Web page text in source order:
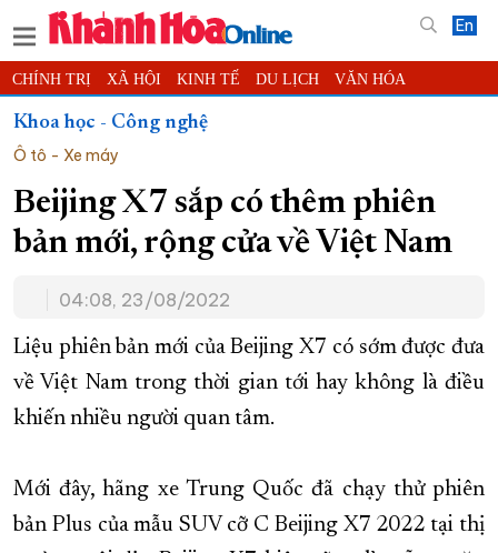
En
CHÍNH TRỊ XÃ HỘI KINH TẾ DU LỊCH VĂN HÓA
THỂ THAO ĐỜI SỐNG TIN ĐỊA PHƯƠNG
KHOA HỌC - CÔNG NGHỆ
THẾ GIỚI MULTIMEDIA VIDEO ĐỌC BÁO ONLINE
PODCAST THÔNG TIN - QUẢNG CÁO
TRƯỜNG SA BIỂN ĐẢO QUÊ HƯƠNG
CHUNG TAY CẢI CÁCH HÀNH CHÍNH
XÂY DỰNG NÔNG THÔN MỚI LỊCH CẮT ĐIỆN
TÀU - XE - MÁY BAY
KHOẢNH KHẮC ĐẸP XỨ TRẦM
XÂY DỰNG KHÁNH HÒA TRỞ THÀNH THÀNH PHỐ TRỰC THUỘC
Khoa học - Công nghệ
Ô tô - Xe máy
Beijing X7 sắp có thêm phiên
bản mới, rộng cửa về Việt Nam
04:08, 23/08/2022
Liệu phiên bản mới của Beijing X7 có sớm được đưa
về Việt Nam trong thời gian tới hay không là điều
khiến nhiều người quan tâm.
Mới đây, hãng xe Trung Quốc đã chạy thử phiên
bản Plus của mẫu SUV cỡ C Beijing X7 2022 tại thị